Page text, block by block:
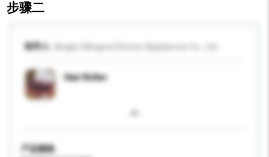
步骤二
收件人
Hair Roller
产品规格